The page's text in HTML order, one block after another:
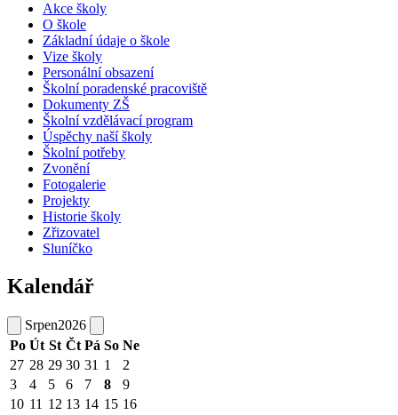
Akce školy
O škole
Základní údaje o škole
Vize školy
Personální obsazení
Školní poradenské pracoviště
Dokumenty ZŠ
Školní vzdělávací program
Úspěchy naší školy
Školní potřeby
Zvonění
Fotogalerie
Projekty
Historie školy
Zřizovatel
Sluníčko
Kalendář
Srpen2026
Po Út St Čt Pá So Ne
27 28 29 30 31 1
2
3
4 5 6 7 8
9
10 11 12 13 14 15 16